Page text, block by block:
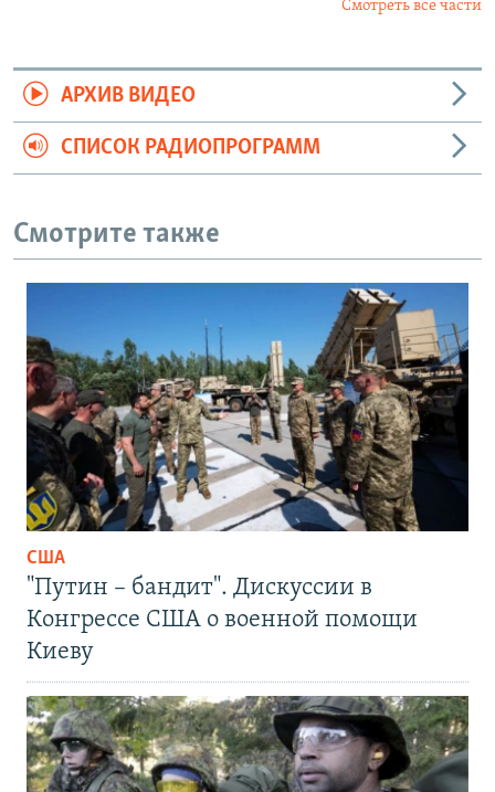
Смотреть все части
АРХИВ ВИДЕО
СПИСОК РАДИОПРОГРАММ
Смотрите также
США
"Путин – бандит". Дискуссии в
Конгрессе США о военной помощи
Киеву